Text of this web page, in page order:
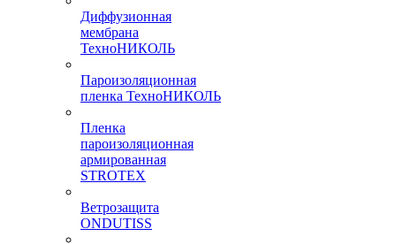
Диффузионная
мембрана
ТехноНИКОЛЬ
Пароизоляционная
пленка ТехноНИКОЛЬ
Пленка
пароизоляционная
армированная
STROTEX
Ветрозащита
ONDUTISS